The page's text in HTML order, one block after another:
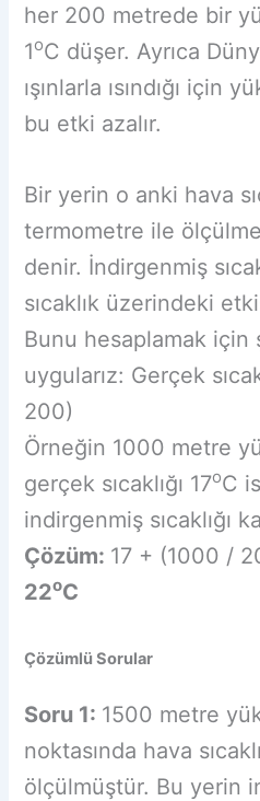
her 200 metrede bir
1oC düşer. Ayrıca
ışınlarla ısındığı için
bu etki azalır.
Bir yerin o anki hava
termometre ile
denir. İndirgenmiş
sıcaklık üzerindeki
Bunu hesaplamak için
uygularız: Gerçek
200)
Örneğin 1000 metre
gerçek sıcaklığı 17oC
indirgenmiş sıcaklığı
Çözüm: 17 + (1000 /
22oC
Çözümlü Sorular
Soru 1: 1500 metre
noktasında hava
ölçülmüştür. Bu yerin